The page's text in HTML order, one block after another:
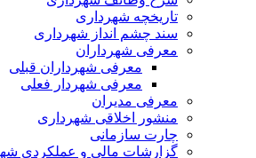
تاریخچه شهرداری
سند چشم انداز شهرداری
معرفی شهرداران
معرفی شهرداران قبلی
معرفی شهردار فعلی
معرفی مدیران
منشور اخلاقی شهرداری
چارت سازمانی
گزارشات مالی و عملکردی